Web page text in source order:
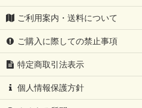
ご利用案内・送料について
ご購入に際しての禁止事項
特定商取引法表示
個人情報保護方針